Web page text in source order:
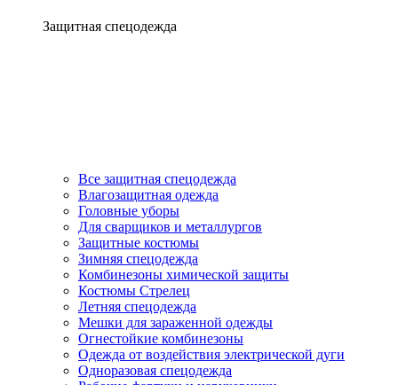
Защитная спецодежда
Все защитная спецодежда
Влагозащитная одежда
Головные уборы
Для сварщиков и металлургов
Защитные костюмы
Зимняя спецодежда
Комбинезоны химической защиты
Костюмы Стрелец
Летняя спецодежда
Мешки для зараженной одежды
Огнестойкие комбинезоны
Одежда от воздействия электрической дуги
Одноразовая спецодежда